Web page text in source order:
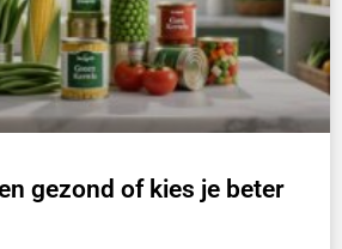
gezond of kies je beter